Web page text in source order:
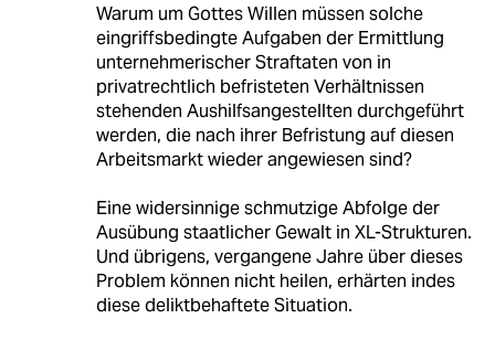
Warum um Gottes Willen müssen solche
eingriffsbedingte Aufgaben der Ermittlung
unternehmerischer Straftaten von in
privatrechtlich befristeten Verhältnissen
stehenden Aushilfsangestellten durchgeführt
werden, die nach ihrer Befristung auf diesen
Arbeitsmarkt wieder angewiesen sind?
Eine widersinnige schmutzige Abfolge der
Ausübung staatlicher Gewalt in XL-Strukturen.
Und übrigens, vergangene Jahre über dieses
Problem können nicht heilen, erhärten indes
diese deliktbehaftete Situation.